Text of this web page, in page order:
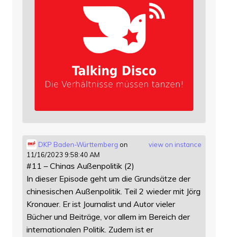
view on instance
DKP Baden-Württemberg on
11/16/2023 9:58:40 AM
#11 – Chinas Außenpolitik (2)
In dieser Episode geht um die Grundsätze der
chinesischen Außenpolitik. Teil 2 wieder mit Jörg
Kronauer. Er ist Journalist und Autor vieler
Bücher und Beiträge, vor allem im Bereich der
internationalen Politik. Zudem ist er